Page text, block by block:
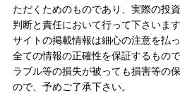
ただくためのものであり、実際の投
判断と責任において行って下さいま
サイトの掲載情報は細心の注意を払
全ての情報の正確性を保証するもの
ラブル等の損失が被っても損害等の
ので、予めご了承下さい。